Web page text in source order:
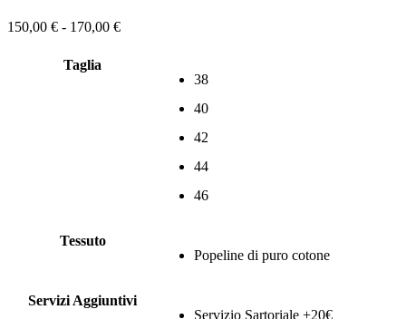
150,00 € - 170,00 €Fascia
Taglia
38
40
42
44
46
Tessuto
Popeline di puro cotone
Servizi Aggiuntivi
Servizio Sartoriale +20€